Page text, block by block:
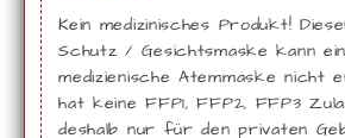
Kein medizinisches Produkt!
Schutz / Gesichtsmaske kann
medizienische Atemmaske nicht
hat keine FFP1, FFP2, FFP3
deshalb nur für den privaten